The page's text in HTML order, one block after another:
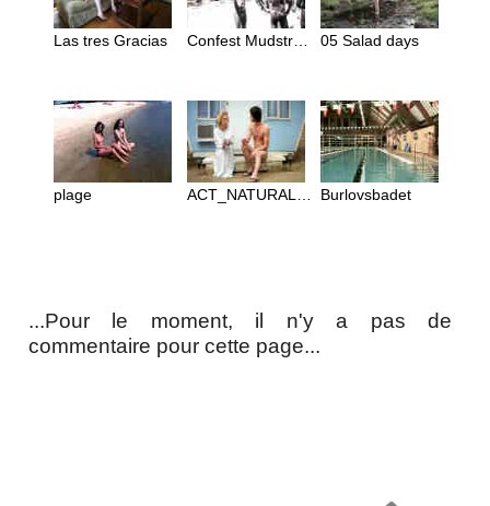
Las tres Gracias 05 Salad days
plage Burlovsbadet
...Pour le moment, il n'y a pas de
commentaire pour cette page...